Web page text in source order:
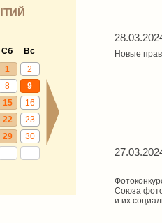
Сб
Вс
1
2
8
9
15
16
22
23
29
30
Новые
Союза
и их